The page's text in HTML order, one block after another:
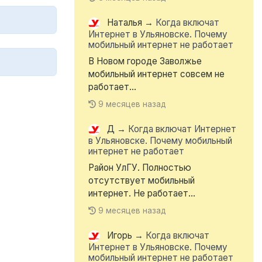
Наталья → Когда включат
Интернет в Ульяновске. Почему
мобильный интернет не работает
В Новом городе Заволжье
мобильный интернет совсем не
работает...
9 месяцев назад
Д → Когда включат Интернет
в Ульяновске. Почему мобильный
интернет не работает
Район УлГУ. Полностью
отсутствует мобильный
интернет. Не работает...
9 месяцев назад
Игорь → Когда включат
Интернет в Ульяновске. Почему
мобильный интернет не работает